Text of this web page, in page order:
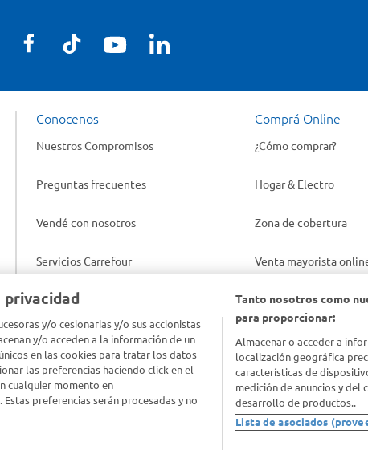
Conocenos
Nuestros Compromisos
Preguntas frecuentes
Vendé con nosotros
Servicios Carrefour
Info útil
Tasas de interés
Contacto
Comprá Online
¿Cómo comprar?
Hogar & Electro
Zona de cobertura
Venta mayorista
Gift cards
privacidad
y/o cesionarias y/o sus accionistas
y/o acceden a la información de un
en las cookies para tratar los datos
las preferencias haciendo click en el
cualquier momento en
preferencias serán procesadas y no
Tanto nosotros como
para proporcionar:
Almacenar o acceder a
localización geográfica
características de
medición de anuncios y
desarrollo de productos..
Lista de asociados